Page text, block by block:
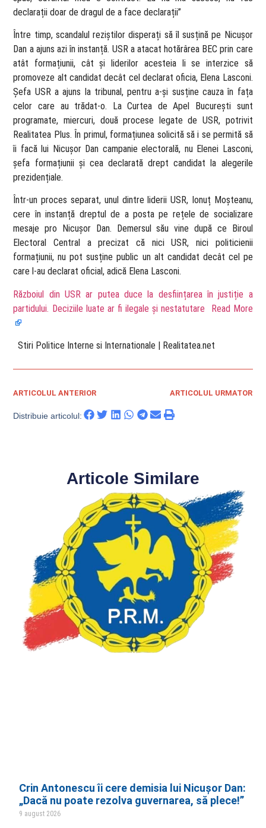
declarații doar de dragul de a face declarații”
Între timp, scandalul reziștilor disperați să îl susțină pe Nicușor
Dan a ajuns azi în instanță. USR a atacat hotărârea BEC prin care
atât formațiunii, cât și liderilor acesteia li se interzice să
promoveze alt candidat decât cel declarat oficia, Elena Lasconi.
Șefa USR a ajuns la tribunal, pentru a-și susține cauza în fața
celor care au trădat-o. La Curtea de Apel București sunt
programate, miercuri, două procese legate de USR, potrivit
Realitatea Plus. În primul, formațiunea solicită să i se permită să
îi facă lui Nicușor Dan campanie electorală, nu Elenei Lasconi,
șefa formațiunii și cea declarată drept candidat la alegerile
prezidențiale.
Într-un proces separat, unul dintre liderii USR, Ionuț Moșteanu,
cere în instanță dreptul de a posta pe rețele de socializare
mesaje pro Nicușor Dan. Demersul său vine după ce Biroul
Electoral Central a precizat că nici USR, nici politicienii
formațiunii, nu pot susține public un alt candidat decât cel pe
care l-au declarat oficial, adică Elena Lasconi.
Războiul din USR ar putea duce la desființarea în justiție a
partidului. Deciziile luate ar fi ilegale și nestatutare
Read More
​ Stiri Politice Interne si Internationale | Realitatea.net
ARTICOLUL ANTERIOR ARTICOLUL URMATOR
Distribuie articolul:
Articole Similare
Crin Antonescu îi cere demisia lui Nicușor Dan:
„Dacă nu poate rezolva guvernarea, să plece!”
9 august 2026